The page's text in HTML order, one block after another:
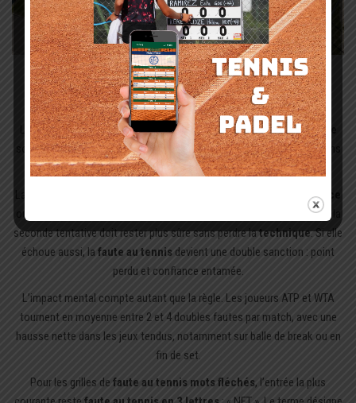
La double faute : définition et
conséquences
Ladouble fautearrive quand lapremière balleet laseconde balle
sont toutes deux manquées sur le même point : le point est perdu sans
échange.
carré de service
ou manquer la
en longueur. Une fois posé ce cadre, la
seconde tentative doit rester plus sûre sans perdre latechnique. Si elle
échoue aussi, la faute au tennis devient une double sanction : point
perdu et confiance entamée.
L’impact mental compte autant que la règle. Les joueurs ATP et WTA
tournent en moyenne entre 2 et 4 doubles fautes par match, avec une
hausse nette dans les jeux tendus, notamment sur balle de break ou en
fin de set.
Pour les grilles de faute au tennis mots fléchés, l’entrée la plus